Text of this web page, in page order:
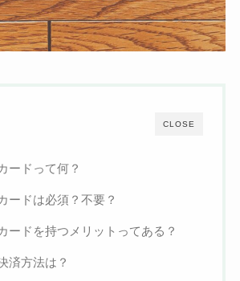
CLOSE
ードって何？
ードは必須？不要？
ードを持つメリットってある？
済方法は？